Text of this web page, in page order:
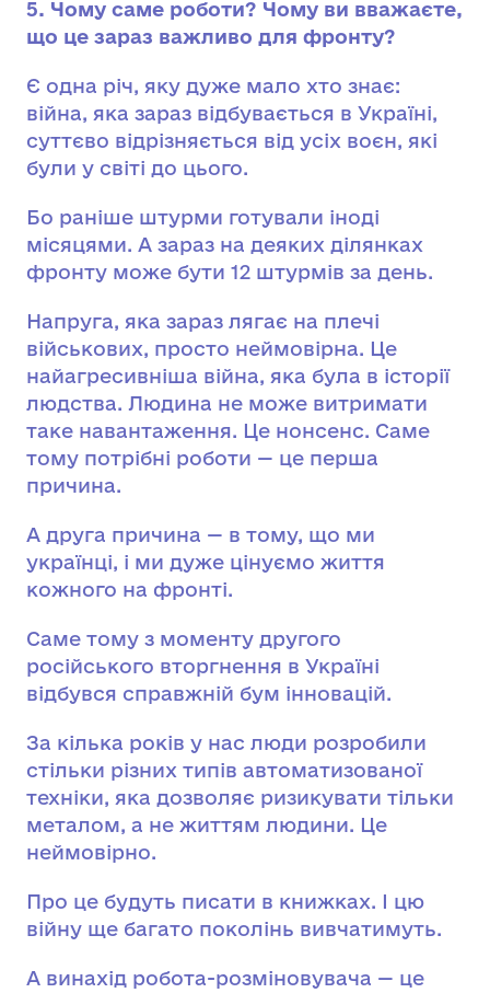
5. Чому саме роботи? Чому ви вважаєте,
що це зараз важливо для фронту?
Є одна річ, яку дуже мало хто знає:
війна, яка зараз відбувається в Україні,
суттєво відрізняється від усіх воєн, які
були у світі до цього.
Бо раніше штурми готували іноді
місяцями. А зараз на деяких ділянках
фронту може бути 12 штурмів за день.
Напруга, яка зараз лягає на плечі
військових, просто неймовірна. Це
найагресивніша війна, яка була в історії
людства. Людина не може витримати
таке навантаження. Це нонсенс. Саме
тому потрібні роботи — це перша
причина.
А друга причина — в тому, що ми
українці, і ми дуже цінуємо життя
кожного на фронті.
Саме тому з моменту другого
російського вторгнення в Україні
відбувся справжній бум інновацій.
За кілька років у нас люди розробили
стільки різних типів автоматизованої
техніки, яка дозволяє ризикувати тільки
металом, а не життям людини. Це
неймовірно.
Про це будуть писати в книжках. І цю
війну ще багато поколінь вивчатимуть.
А винахід робота-розміновувача — це